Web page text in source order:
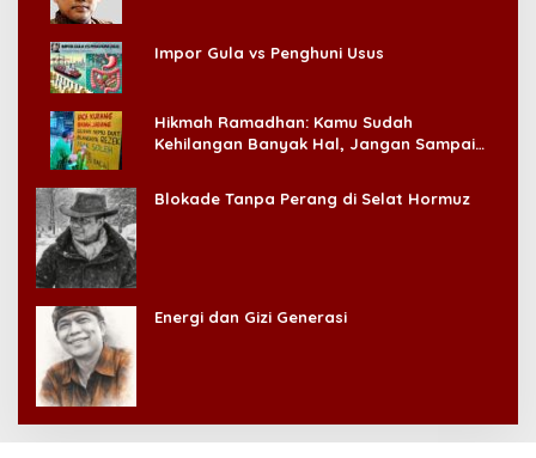
Impor Gula vs Penghuni Usus
Hikmah Ramadhan: Kamu Sudah
Kehilangan Banyak Hal, Jangan Sampai
Blokade Tanpa Perang di Selat Hormuz
Energi dan Gizi Generasi